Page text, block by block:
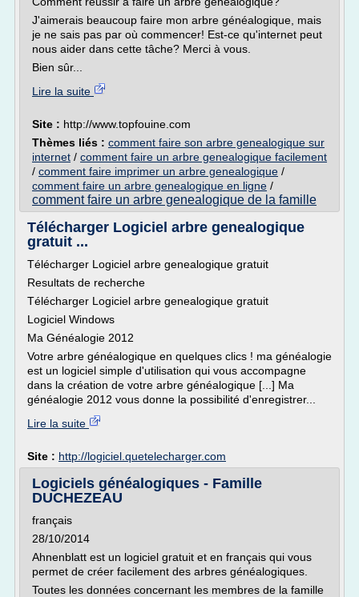
J'aimerais beaucoup faire mon arbre généalogique, mais
je ne sais pas par où commencer! Est-ce qu'internet peut
nous aider dans cette tâche? Merci à vous.
Bien sûr...
Lire la suite
Site : http://www.topfouine.com
Thèmes liés : comment faire son arbre genealogique sur
internet / comment faire un arbre genealogique facilement
/ comment faire imprimer un arbre genealogique /
comment faire un arbre genealogique en ligne /
comment faire un arbre genealogique de la famille
Télécharger Logiciel arbre genealogique
gratuit ...
Télécharger Logiciel arbre genealogique gratuit
Resultats de recherche
Télécharger Logiciel arbre genealogique gratuit
Logiciel Windows
Ma Généalogie 2012
Votre arbre généalogique en quelques clics ! ma généalogie
est un logiciel simple d'utilisation qui vous accompagne
dans la création de votre arbre généalogique [...] Ma
généalogie 2012 vous donne la possibilité d'enregistrer...
Lire la suite
Site : http://logiciel.quetelecharger.com
Logiciels généalogiques - Famille
DUCHEZEAU
français
28/10/2014
Ahnenblatt est un logiciel gratuit et en français qui vous
permet de créer facilement des arbres généalogiques.
Toutes les données concernant les membres de la famille